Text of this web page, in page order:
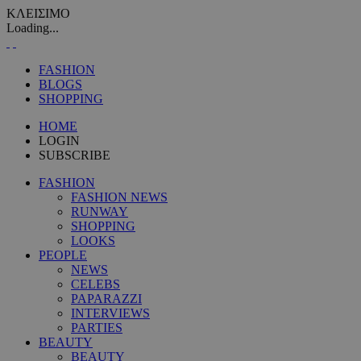
ΚΛΕΙΣΙΜΟ
Loading...
FASHION
BLOGS
SHOPPING
HOME
LOGIN
SUBSCRIBE
FASHION
FASHION NEWS
RUNWAY
SHOPPING
LOOKS
PEOPLE
NEWS
CELEBS
PAPARAZZI
INTERVIEWS
PARTIES
BEAUTY
BEAUTY